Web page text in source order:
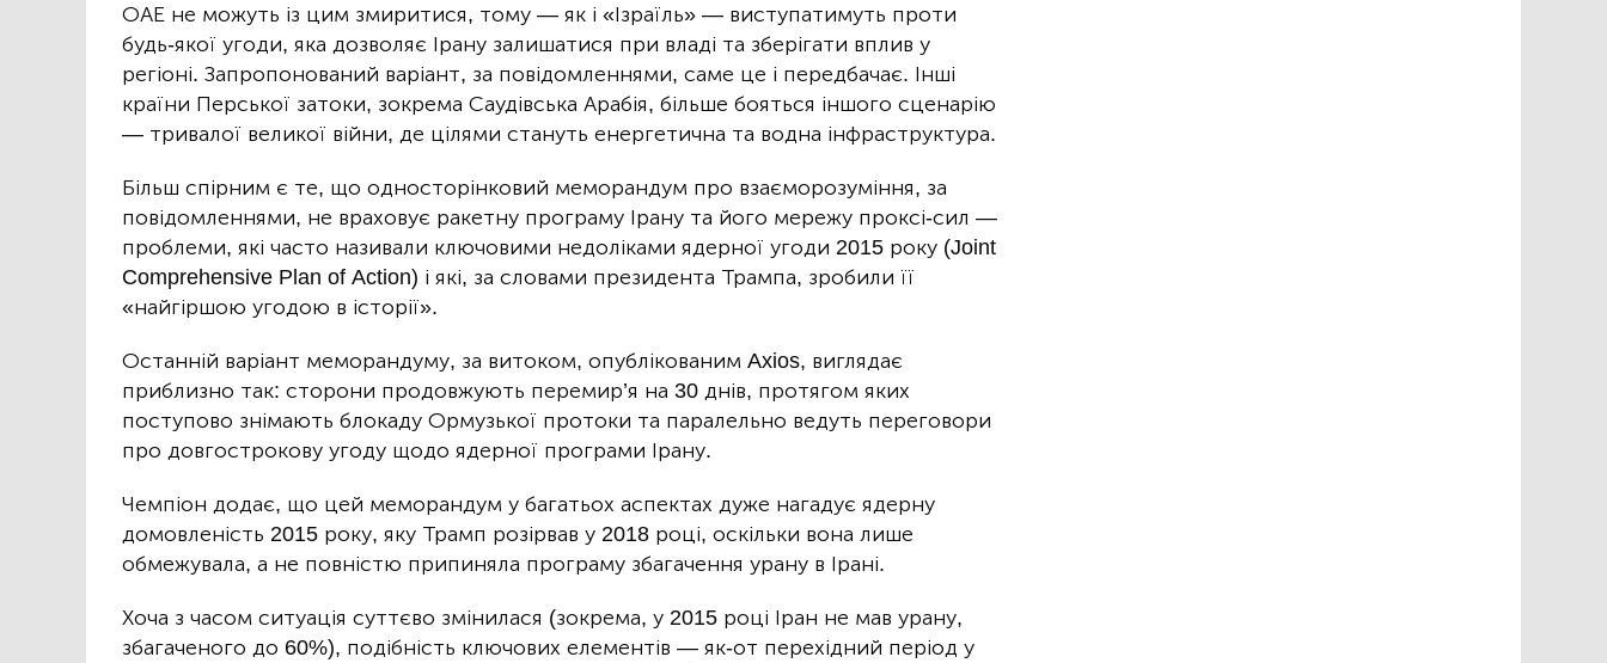
ОАЕ не можуть із цим змиритися, тому — як і «Ізраїль» — виступатимуть проти
будь-якої угоди, яка дозволяє Ірану залишатися при владі та зберігати вплив у
регіоні. Запропонований варіант, за повідомленнями, саме це і передбачає. Інші
країни Перської затоки, зокрема Саудівська Арабія, більше бояться іншого сценарію
— тривалої великої війни, де цілями стануть енергетична та водна інфраструктура.
Більш спірним є те, що односторінковий меморандум про взаєморозуміння, за
повідомленнями, не враховує ракетну програму Ірану та його мережу проксі-сил —
проблеми, які часто називали ключовими недоліками ядерної угоди 2015 року (Joint
Comprehensive Plan of Action) і які, за словами президента Трампа, зробили її
«найгіршою угодою в історії».
Останній варіант меморандуму, за витоком, опублікованим Axios, виглядає
приблизно так: сторони продовжують перемир’я на 30 днів, протягом яких
поступово знімають блокаду Ормузької протоки та паралельно ведуть переговори
про довгострокову угоду щодо ядерної програми Ірану.
Чемпіон додає, що цей меморандум у багатьох аспектах дуже нагадує ядерну
домовленість 2015 року, яку Трамп розірвав у 2018 році, оскільки вона лише
обмежувала, а не повністю припиняла програму збагачення урану в Ірані.
Хоча з часом ситуація суттєво змінилася (зокрема, у 2015 році Іран не мав урану,
збагаченого до 60%), подібність ключових елементів — як-от перехідний період у